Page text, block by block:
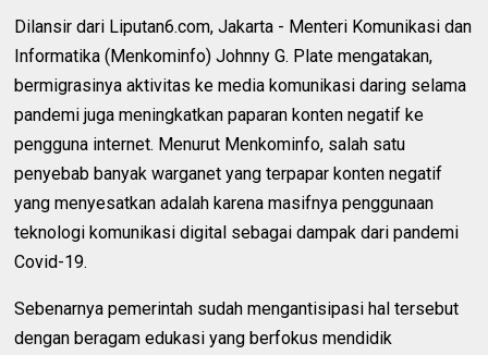
Dilansir dari Liputan6.com, Jakarta - Menteri Komunikasi dan
Informatika (Menkominfo) Johnny G. Plate mengatakan,
bermigrasinya aktivitas ke media komunikasi daring selama
pandemi juga meningkatkan paparan konten negatif ke
pengguna internet. Menurut Menkominfo, salah satu
penyebab banyak warganet yang terpapar konten negatif
yang menyesatkan adalah karena masifnya penggunaan
teknologi komunikasi digital sebagai dampak dari pandemi
Covid-19.
Sebenarnya pemerintah sudah mengantisipasi hal tersebut
dengan beragam edukasi yang berfokus mendidik